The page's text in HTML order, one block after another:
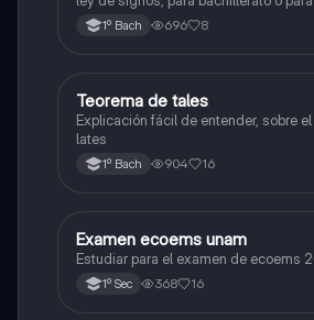
admisión a la universidad
1º Bach 696 8
Matemáticas
Teorema de tales
Explicación fácil de entender, sobre
lates
1º Bach 904 16
Español
Examen ecoems unam
Estudiar para el examen de ecoems
1º Sec 368 16